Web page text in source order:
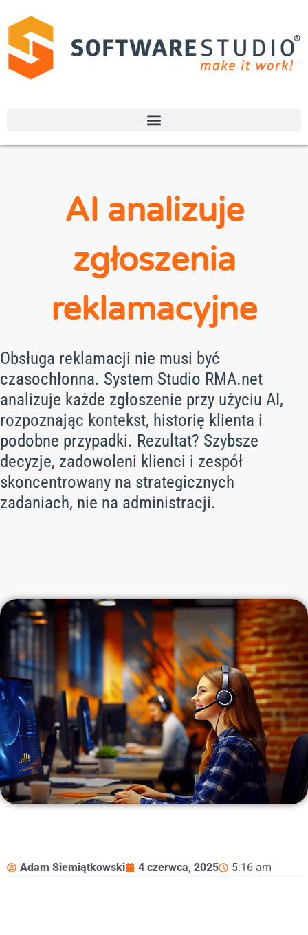
AI analizuje
zgłoszenia
reklamacyjne
Obsługa reklamacji nie musi być
czasochłonna. System Studio RMA.net
analizuje każde zgłoszenie przy użyciu AI,
rozpoznając kontekst, historię klienta i
podobne przypadki. Rezultat? Szybsze
decyzje, zadowoleni klienci i zespół
skoncentrowany na strategicznych
zadaniach, nie na administracji.
Adam Siemiątkowski 4 czerwca, 2025 5:16 am